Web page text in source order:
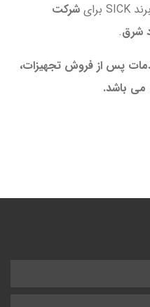
شرکت
شرق.
پس از فروش تجهيزات،
می باشد.